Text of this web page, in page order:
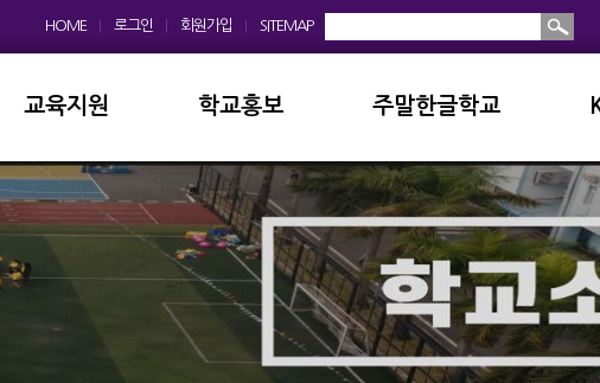
HOME 로그인 회원가입 SITEMAP
교육지원
이사회
학교운영위원회
학부모회
학교홍보
학교앨범
홍보동영상
보도자료
디지털선도학교
주말한글학교
소개및현황
공지사항
입학안내
학교앨범
서식자료실